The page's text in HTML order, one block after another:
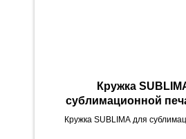
Кружка
сублимационной
фарфор
Кружка SUBLIMA для